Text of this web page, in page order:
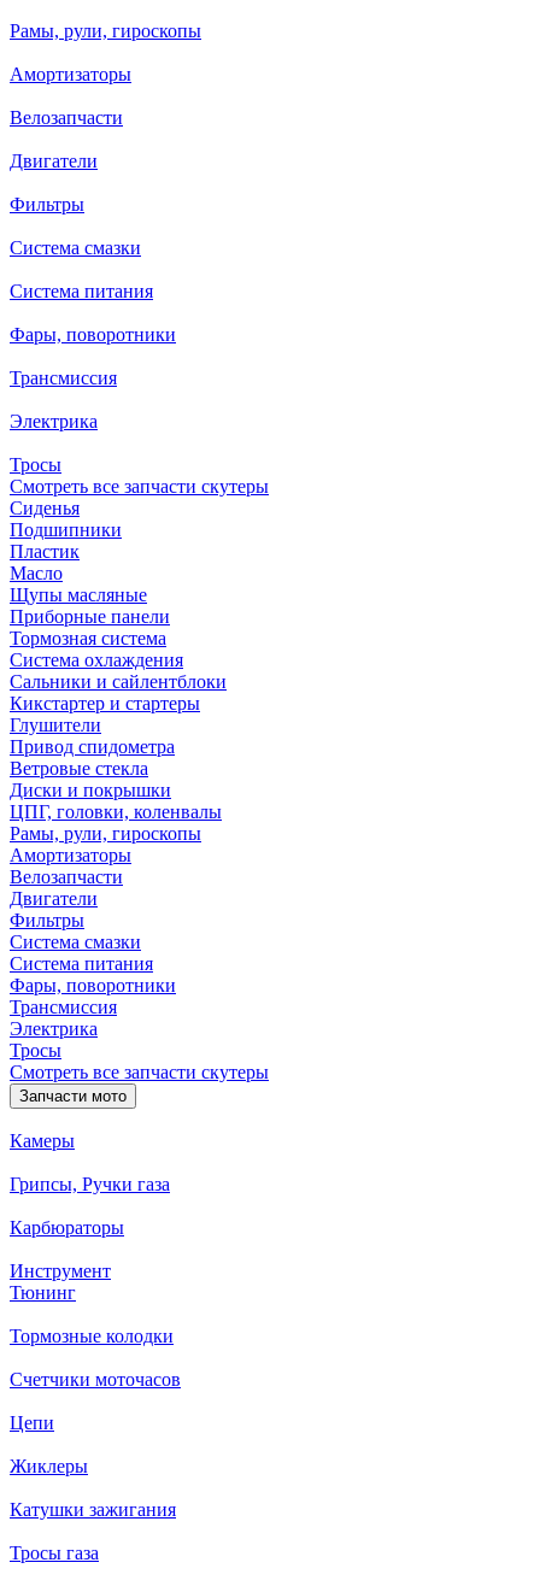
Рамы, рули, гироскопы
Амортизаторы
Велозапчасти
Двигатели
Фильтры
Система смазки
Система питания
Фары, поворотники
Трансмиссия
Электрика
Тросы
Смотреть все запчасти скутеры
Сиденья
Подшипники
Пластик
Масло
Щупы масляные
Приборные панели
Тормозная система
Система охлаждения
Сальники и сайлентблоки
Кикстартер и стартеры
Глушители
Привод спидометра
Ветровые стекла
Диски и покрышки
ЦПГ, головки, коленвалы
Рамы, рули, гироскопы
Амортизаторы
Велозапчасти
Двигатели
Фильтры
Система смазки
Система питания
Фары, поворотники
Трансмиссия
Электрика
Тросы
Смотреть все запчасти скутеры
Запчасти мото
Камеры
Грипсы, Ручки газа
Карбюраторы
Инструмент
Тюнинг
Тормозные колодки
Счетчики моточасов
Цепи
Жиклеры
Катушки зажигания
Тросы газа